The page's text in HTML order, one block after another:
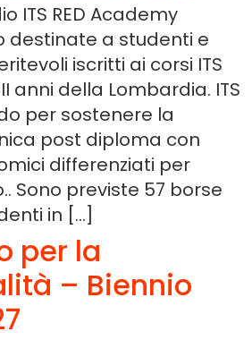
ITS RED Academy
destinate a studenti e
iscritti ai corsi ITS
anni della Lombardia. ITS
per sostenere la
post diploma con
differenziati per
Sono previste 57 borse
in […]
per la
– Biennio